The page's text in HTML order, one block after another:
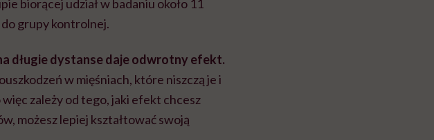
biorącej udział w badaniu około 11
grupy kontrolnej.
długie dystanse daje odwrotny efekt.
w mięśniach, które niszczą je i
zależy od tego, jaki efekt chcesz
możesz lepiej kształtować swoją